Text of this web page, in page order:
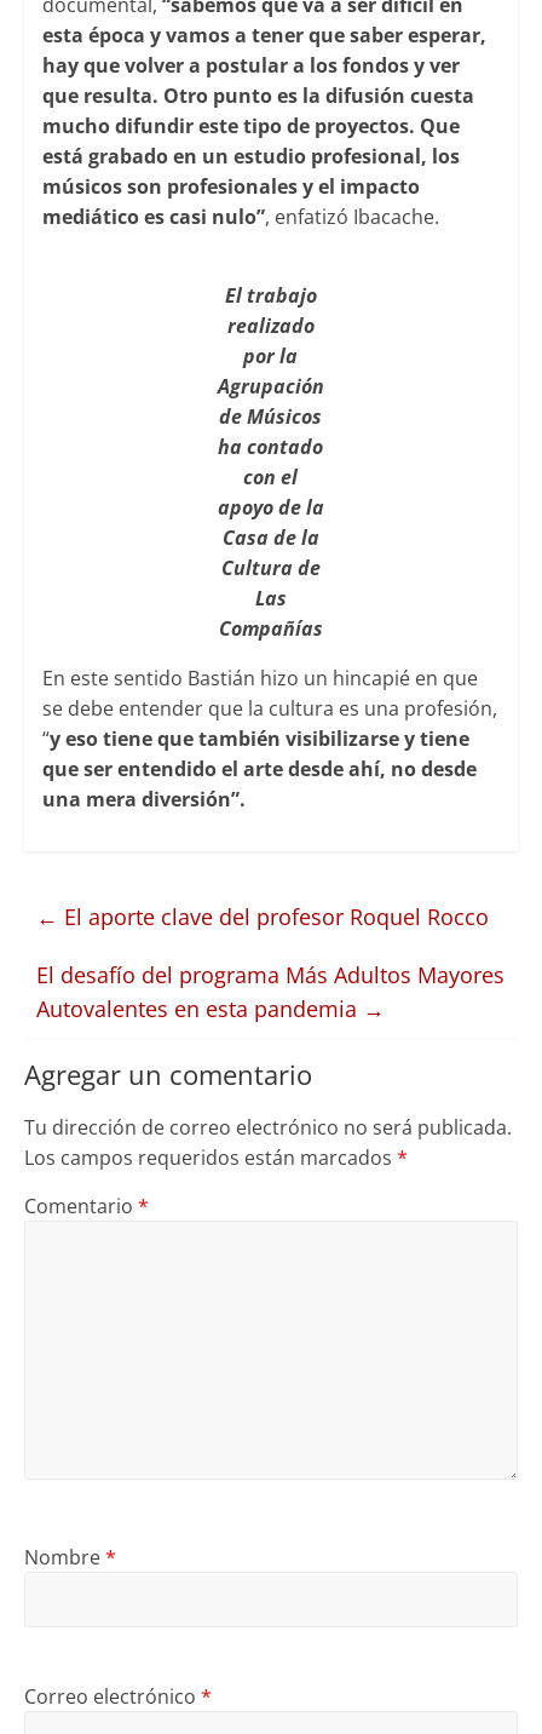
esta época y vamos a tener que saber esperar,
hay que volver a postular a los fondos y ver
que resulta. Otro punto es la difusión cuesta
mucho difundir este tipo de proyectos. Que
está grabado en un estudio profesional, los
músicos son profesionales y el impacto
mediático es casi nulo”, enfatizó Ibacache.
El trabajo
realizado
por la
Agrupación
de Músicos
ha contado
con el
apoyo de la
Casa de la
Cultura de
Las
Compañías
En este sentido Bastián hizo un hincapié en que
se debe entender que la cultura es una profesión,
“y eso tiene que también visibilizarse y tiene
que ser entendido el arte desde ahí, no desde
una mera diversión”.
← El aporte clave del profesor Roquel Rocco
El desafío del programa Más Adultos Mayores
Autovalentes en esta pandemia →
Agregar un comentario
Tu dirección de correo electrónico no será publicada.
Los campos requeridos están marcados *
Comentario *
Nombre*
Correo electrónico *